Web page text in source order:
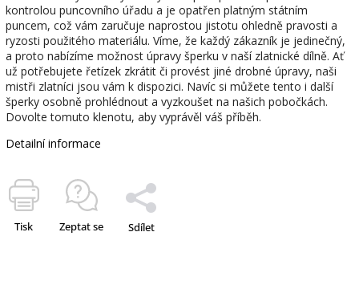
kontrolou puncovního úřadu a je opatřen platným státním
puncem, což vám zaručuje naprostou jistotu ohledně pravosti a
ryzosti použitého materiálu. Víme, že každý zákazník je jedinečný,
a proto nabízíme možnost úpravy šperku v naší zlatnické dílně. Ať
už potřebujete řetízek zkrátit či provést jiné drobné úpravy, naši
mistři zlatníci jsou vám k dispozici. Navíc si můžete tento i další
šperky osobně prohlédnout a vyzkoušet na našich pobočkách.
Dovolte tomuto klenotu, aby vyprávěl váš příběh.
Detailní informace
Tisk Zeptat se Sdílet